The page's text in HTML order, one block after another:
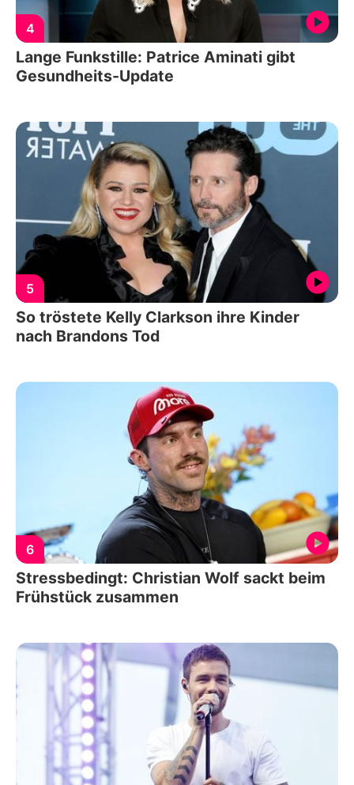
4
Lange Funkstille: Patrice Aminati gibt
Gesundheits-Update
5
So tröstete Kelly Clarkson ihre Kinder
nach Brandons Tod
6
Stressbedingt: Christian Wolf sackt beim
Frühstück zusammen